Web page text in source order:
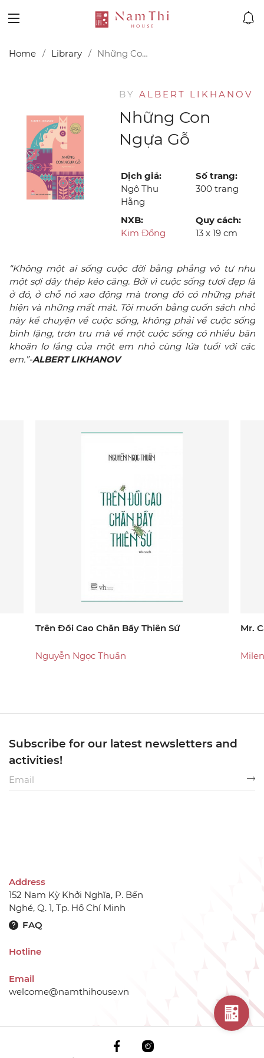
Home Library Những Con Ngựa Gỗ
BY ALBERT LIKHANOV
Những Con
Ngựa Gỗ
Dịch giả:
Ngô Thu
Hằng
Số trang:
300 trang
NXB:
Kim Đồng
Quy cách:
13 x 19 cm
“Không một ai sống cuộc đời bằng phẳng vô tư như
một sợi dây thép kéo căng. Bởi vì cuộc sống tươi đẹp là
ở đó, ở chỗ nó xao động mà trong đó có những phát
hiện và những mất mát. Tôi muốn bằng cuốn sách nhỏ
này kể chuyện về cuộc sống, không phải về cuộc sống
bình lặng, trơn tru mà về một cuộc sống có nhiều băn
khoăn lo lắng của một em nhỏ cùng lứa tuổi với các
em.”-ALBERT LIKHANOV
Trên Đồi Cao Chăn Bầy Thiên Sứ
Nguyễn Ngọc Thuần
Mr.
Address
152 Nam Kỳ Khởi Nghĩa, P. Bến
Nghé, Q. 1, Tp. Hồ Chí Minh
FAQ
Hotline
Email
welcome@namthihouse.vn
Subscribe for our latest newsletters and
activities!